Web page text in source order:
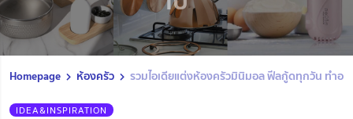
Homepage ห้องครัว รวมไอเดียแต่งห้องครัวมินิมอล ฟีลกู้ดทุกวัน ทำอา
IDEA&INSPIRATION